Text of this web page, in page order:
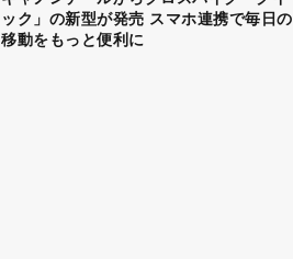
ック」の新型が発売 スマホ連携で毎日の
移動をもっと便利に